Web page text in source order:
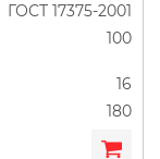
ГОСТ 17375-2001
100
16
180